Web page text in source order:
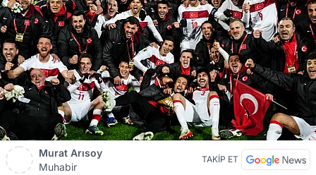
Murat Arısoy
Muhabir
TAKİP ET